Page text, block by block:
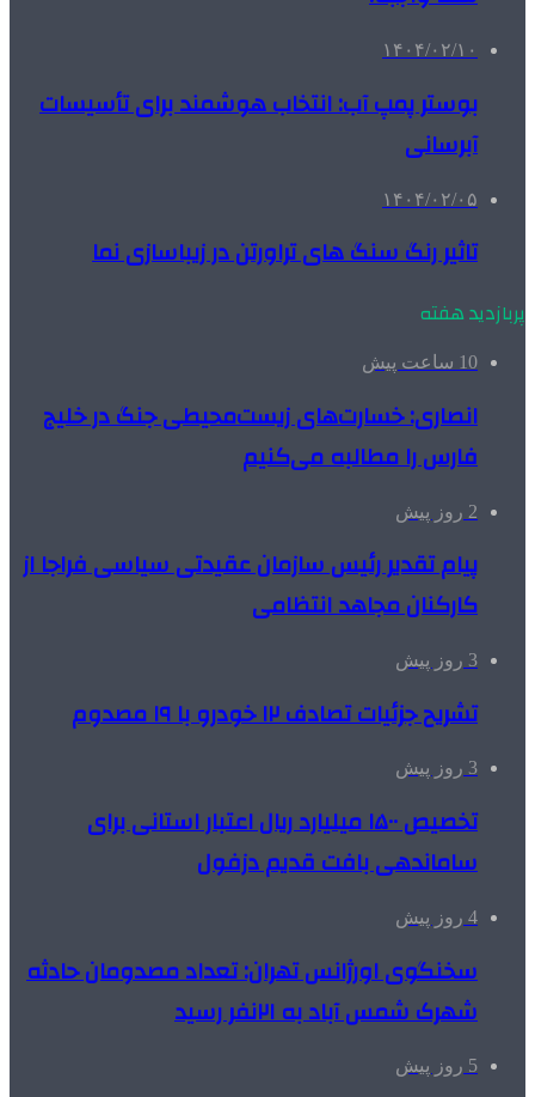
۱۴۰۴/۰۲/۱۰
بوستر پمپ آب: انتخاب هوشمند برای تأسیسات
آبرسانی
۱۴۰۴/۰۲/۰۵
تاثیر رنگ سنگ های تراورتن در زیباسازی نما
پربازدید هفته
10 ساعت پیش
انصاری: خسارت‌های زیست‌محیطی جنگ در خلیج
فارس را مطالبه‌ می‌کنیم
2 روز پیش
پیام تقدیر رئیس سازمان عقیدتی سیاسی فراجا از
کارکنان مجاهد انتظامی
3 روز پیش
تشریح جزئیات تصادف ۱۲ خودرو با ۱۹ مصدوم
3 روز پیش
تخصیص ۱۵۰۰ میلیارد ریال اعتبار استانی برای
ساماندهی بافت قدیم دزفول
4 روز پیش
سخنگوی اورژانس تهران: تعداد مصدومان حادثه
شهرک شمس آباد به ۲۱نفر رسید
5 روز پیش